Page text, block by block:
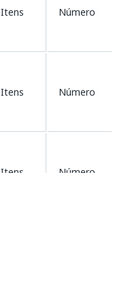
Itens Número
Itens Número
Itens Número